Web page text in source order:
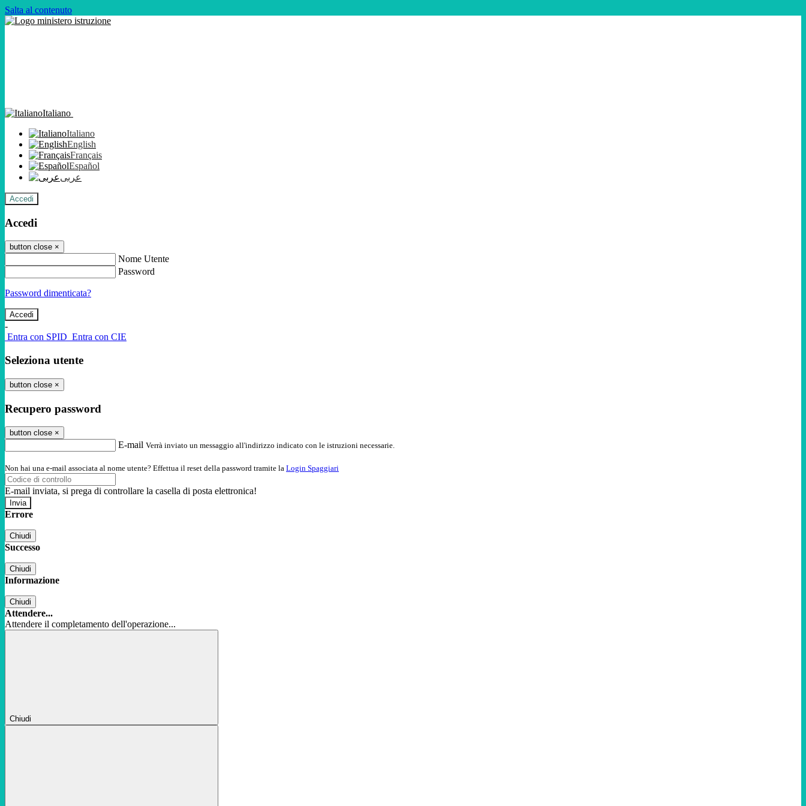
Salta al contenuto
Italiano
Italiano
English
Français
Español
عربى
Accedi
Accedi
button close ×
Nome Utente
Password
Password dimenticata?
-
Entra con SPID Entra con CIE
Seleziona utente
button close ×
Recupero password
button close ×
E-mail Verrà inviato un messaggio all'indirizzo indicato con le istruzioni necessarie.
Non hai una e-mail associata al nome utente? Effettua il reset della password tramite la Login Spaggiari
E-mail inviata, si prega di controllare la casella di posta elettronica!
Errore
Chiudi
Successo
Chiudi
Informazione
Chiudi
Attendere...
Attendere il completamento dell'operazione...
Chiudi